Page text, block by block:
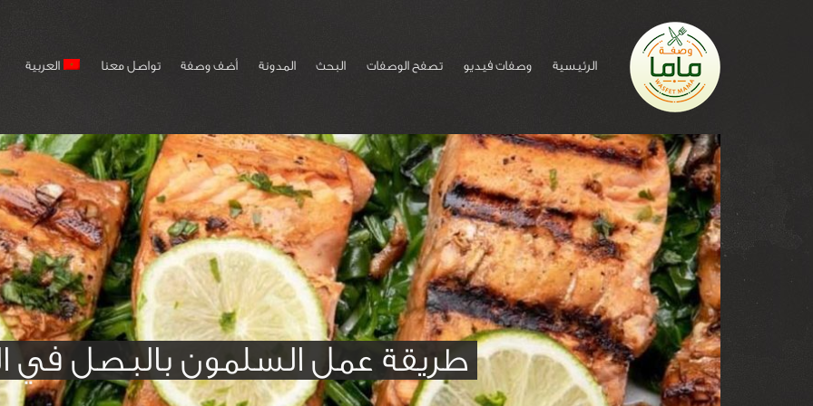
الرئيسية وصفات فيديو تصفح الوصفات البحث المدونة أضف وصفة تواصل معنا العربية
طريقة عمل السلمون بالبصل في